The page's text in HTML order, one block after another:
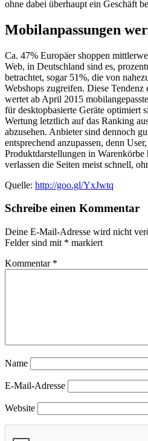
ohne dabei überhaupt ein Geschäft
Mobilanpassungen
Ca. 47% Europäer shoppen
Web, in Deutschland sind es,
betrachtet, sogar 51%, die von
Webshops zugreifen. Diese Tendenz
wertet ab April 2015
für desktopbasierte Geräte optimiert
Wertung letztlich auf das Ranking
abzusehen. Anbieter sind dennoch
entsprechend anzupassen, denn
Produktdarstellungen in Warenkörbe
verlassen die Seiten meist schnell,
Quelle: http://goo.gl/YxJwtq
Schreibe einen Kommentar
Deine E-Mail-Adresse wird nicht
Felder sind mit * markiert
Kommentar *
Name
E-Mail-Adresse
Website